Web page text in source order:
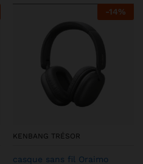
-14%
KENBANG TRÉSOR
casque sans fil Oraimo